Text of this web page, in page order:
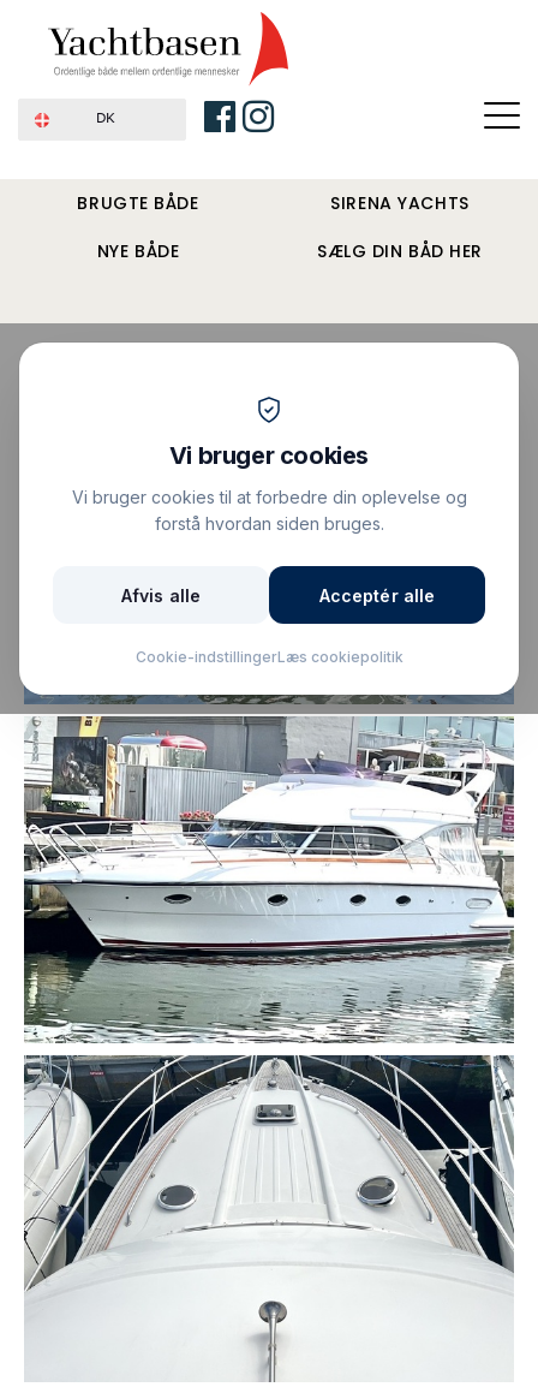
DK
BRUGTE BÅDE
NYE BÅDE
SIRENA YACHTS
SÆLG DIN BÅD HER